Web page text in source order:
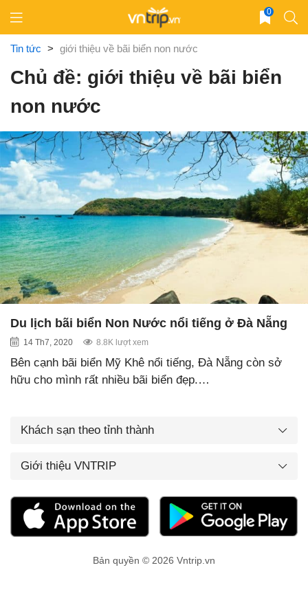
content
0
Tin tức > giới thiệu về bãi biển non nước
Chủ đề: giới thiệu về bãi biển
non nước
Du lịch bãi biển Non Nước nổi tiếng ở Đà Nẵng
14 Th7, 2020 8.8K lượt xem
Bên cạnh bãi biển Mỹ Khê nổi tiếng, Đà Nẵng còn sở
hữu cho mình rất nhiều bãi biển đẹp.…
Khách sạn theo tỉnh thành
Giới thiệu VNTRIP
Bản quyền © 2026 Vntrip.vn